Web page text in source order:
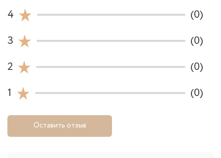
4
(0)
3
(0)
2
(0)
1
(0)
Оставить отзыв